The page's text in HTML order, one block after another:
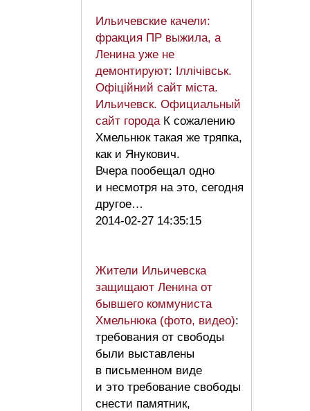
Ильичевские качели:
фракция ПР выжила, а
Ленина уже не
демонтируют: Іллічівськ.
Офіційний сайт міста.
Ильичевск. Официальный
сайт города К сожалению
Хмельнюк такая же тряпка,
как и Янукович.
Вчера пообещал одно
и несмотря на это, сегодня
другое…
2014-02-27 14:35:15
Жители Ильичевска
защищают Ленина от
бывшего коммуниста
Хмельнюка (фото, видео):
требования от свободы
были выставлены
в письменном виде
и это требование свободы
снести памятник,